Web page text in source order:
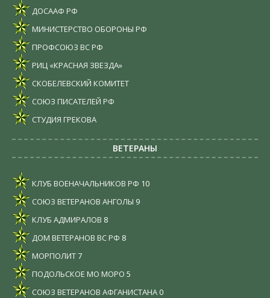
ДОСААФ РФ
МИНИСТЕРСТВО ОБОРОНЫ РФ
ПРОФСОЮЗ ВС РФ
РИЦ «КРАСНАЯ ЗВЕЗДА»
СКОБЕЛЕВСКИЙ КОМИТЕТ
СОЮЗ ПИСАТЕЛЕЙ РФ
СТУДИЯ ГРЕКОВА
ВЕТЕРАНЫ
КЛУБ ВОЕНАЧАЛЬНИКОВ РФ 10
СОЮЗ ВЕТЕРАНОВ АНГОЛЫ 9
КЛУБ АДМИРАЛОВ 8
ДОМ ВЕТЕРАНОВ ВС РФ 8
МОРПОЛИТ7
ПОДОЛЬСКОЕ МО МОРО 5
СОЮЗ ВЕТЕРАНОВ АФГАНИСТАНА 0